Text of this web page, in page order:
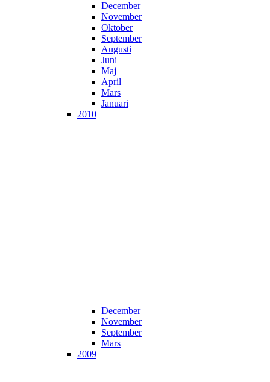
December
November
Oktober
September
Augusti
Juni
Maj
April
Mars
Januari
2010
December
November
September
Mars
2009